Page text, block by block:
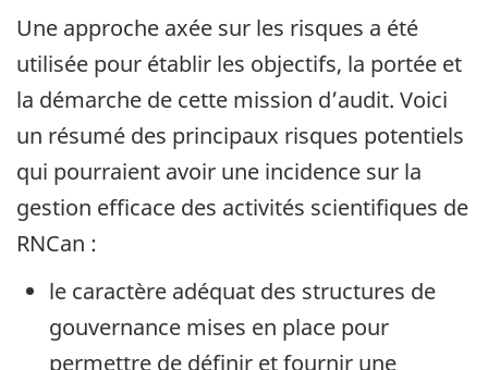
Une approche axée sur les risques a été
utilisée pour établir les objectifs, la portée et
la démarche de cette mission d’audit. Voici
un résumé des principaux risques potentiels
qui pourraient avoir une incidence sur la
gestion efficace des activités scientifiques de
RNCan :
le caractère adéquat des structures de
gouvernance mises en place pour
permettre de définir et fournir une